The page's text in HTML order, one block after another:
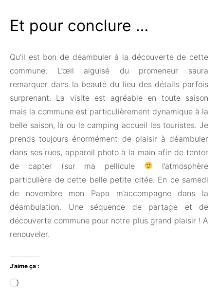
Et pour conclure …
Qu’il est bon de déambuler à la découverte de cette
commune. L’œil aiguisé du promeneur saura
remarquer dans la beauté du lieu des détails parfois
surprenant. La visite est agréable en toute saison
mais la commune est particulièrement dynamique à la
belle saison, là ou le camping accueil les touristes. Je
prends toujours énormément de plaisir à déambuler
dans ses rues, appareil photo à la main afin de tenter
de capter (sur ma pellicule
l’atmosphère
particulière de cette belle petite citée. En ce samedi
de novembre mon Papa m’accompagne dans la
déambulation. Une séquence de partage et de
découverte commune pour notre plus grand plaisir ! A
renouveler.
J’aime ça :
Chargement…